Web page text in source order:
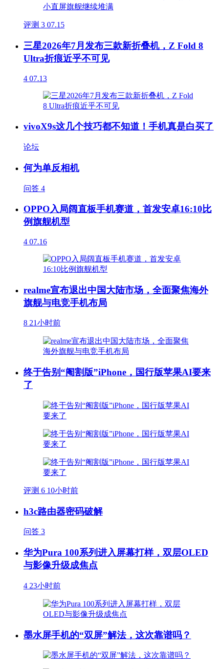
评测 3 07.15
三星2026年7月发布三款新折叠机，Z Fold 8
Ultra折痕近乎不可见
4 07.13
vivoX9s这几个技巧都不知道！手机真是白买了
论坛
何为单反相机
问答 4
OPPO入局阔直板手机赛道，首发安卓16:10比
例旗舰机型
4 07.16
realme宣布退出中国大陆市场，全面聚焦海外
旗舰与电竞手机布局
8 21小时前
终于告别“阉割版”iPhone，国行版苹果AI要来
了
评测 6 10小时前
h3c路由器密码破解
问答 3
华为Pura 100系列进入屏幕打样，双层OLED
与影像升级成焦点
4 23小时前
墨水屏手机的“双屏”解法，这次靠谱吗？